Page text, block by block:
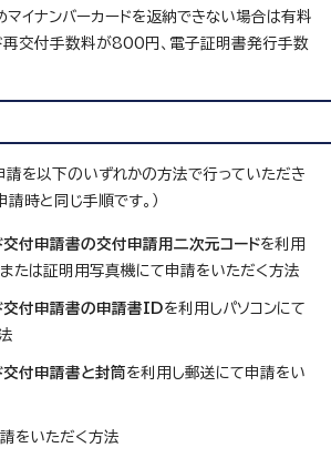
マイナンバーカードを返納できない場合は有料
再交付手数料が800円、電子証明書発行手数
請を以下のいずれかの方法で行っていただき
請時と同じ手順です。）
交付申請書の交付申請用二次元コードを利用
または証明用写真機にて申請をいただく方法
交付申請書の申請書IDを利用しパソコンにて
交付申請書と封筒を利用し郵送にて申請をい
をいただく方法